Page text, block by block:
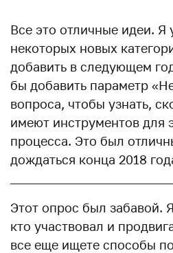
Все это отличные идеи.
некоторых новых
добавить в следующем
бы добавить параметр
вопроса, чтобы узнать,
имеют инструментов для
процесса. Это был
дождаться конца 2018
Этот опрос был забавой.
кто участвовал и
все еще ищете способы